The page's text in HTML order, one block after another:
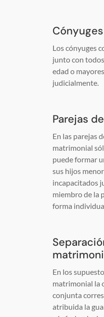
Cónyuges
Los cónyuges
junto con
edad o
judicialmente.
Parejas
En las parejas
matrimonial
puede formar
sus hijos
incapacitados
miembro de la
forma
En los
matrimonial la
conjunta
atribuida la